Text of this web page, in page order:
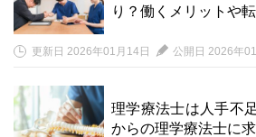
り？働くメリットや
更新日 2026年01月14日 公開日 2026年
理学療法士は人手不
からの理学療法士に